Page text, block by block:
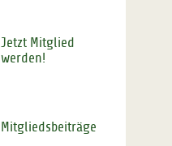
Jetzt Mitglied
werden!
Mitgliedsbeiträge